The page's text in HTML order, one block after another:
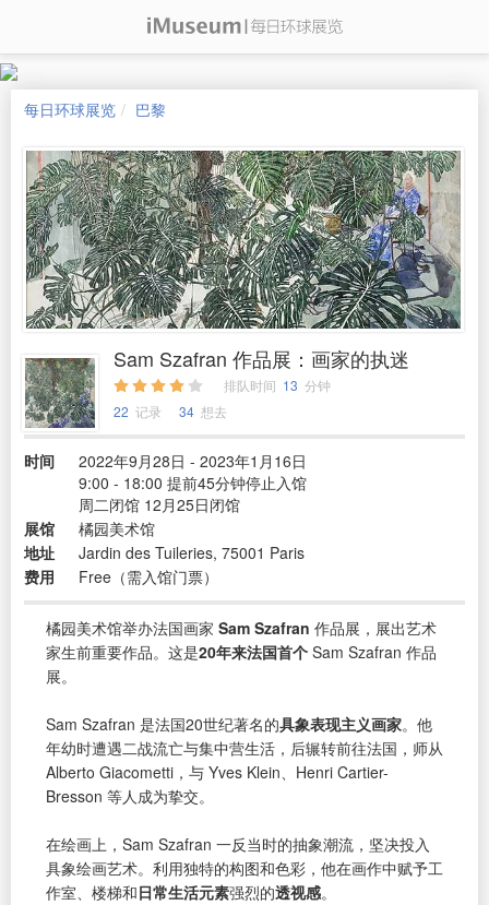
每日环球展览 巴黎
Sam Szafran 作品展：画家的执迷
排队时间 13 分钟
22 记录 34 想去
时间
2022年9月28日 - 2023年1月16日
9:00 - 18:00 提前45分钟停止入馆
周二闭馆 12月25日闭馆
展馆
橘园美术馆
地址
Jardin des Tuileries, 75001 Paris
费用
Free（需入馆门票）
橘园美术馆举办法国画家 Sam Szafran 作品展，展出艺术
家生前重要作品。这是20年来法国首个 Sam Szafran 作品
展。
Sam Szafran 是法国20世纪著名的具象表现主义画家。他
年幼时遭遇二战流亡与集中营生活，后辗转前往法国，师从
Alberto Giacometti，与 Yves Klein、Henri Cartier-
Bresson 等人成为挚交。
在绘画上，Sam Szafran 一反当时的抽象潮流，坚决投入
具象绘画艺术。利用独特的构图和色彩，他在画作中赋予工
作室、楼梯和日常生活元素强烈的透视感。